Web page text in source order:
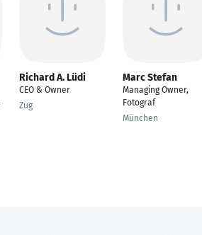
Richard A. Lüdi
CEO & Owner
Zug
Marc Stefan
Managing Owner,
Fotograf
München